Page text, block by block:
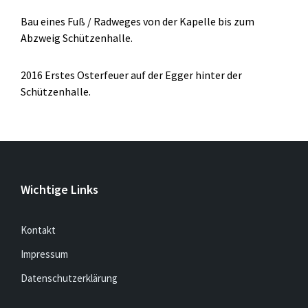
Bau eines Fuß / Radweges von der Kapelle bis zum
Abzweig Schützenhalle.
2016 Erstes Osterfeuer auf der Egger hinter der
Schützenhalle.
Wichtige Links
Kontakt
Impressum
Datenschutzerklärung